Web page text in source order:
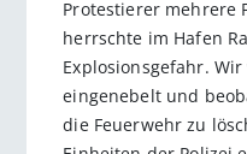
Protestierer mehrere
herrschte im Hafen
Explosionsgefahr.
eingenebelt und
die Feuerwehr zu